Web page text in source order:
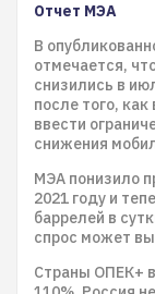
Отчет МЭА
В
отмечается,
снизились в
после того,
ввести
снижения
МЭА понизило
2021 году и
баррелей в
спрос может
Страны ОПЕК+